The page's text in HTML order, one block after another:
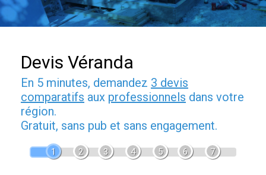
Devis Véranda
En 5 minutes, demandez 3 devis
comparatifs aux professionnels dans votre
région.
Gratuit, sans pub et sans engagement.
1 2 3 4 5 6 7